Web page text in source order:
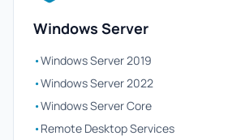
Windows Server
•Windows Server 2019
•Windows Server 2022
•Windows Server Core
•Remote Desktop Services